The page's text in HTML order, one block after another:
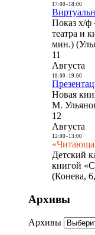
17:00- 18:00
Показ х/ф
театра и
мин.)
11
Августа
18:00- 19:00
Новая
М.
12
Августа
12:00- 13:00
Детский
книгой
(Конева,
Архивы
Архивы